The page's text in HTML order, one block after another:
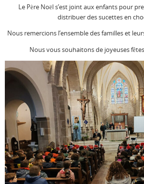
Le Père Noël s’est joint aux enfants pour
distribuer des sucettes en
Nous remercions l’ensemble des familles et
Nous vous souhaitons de joyeuses